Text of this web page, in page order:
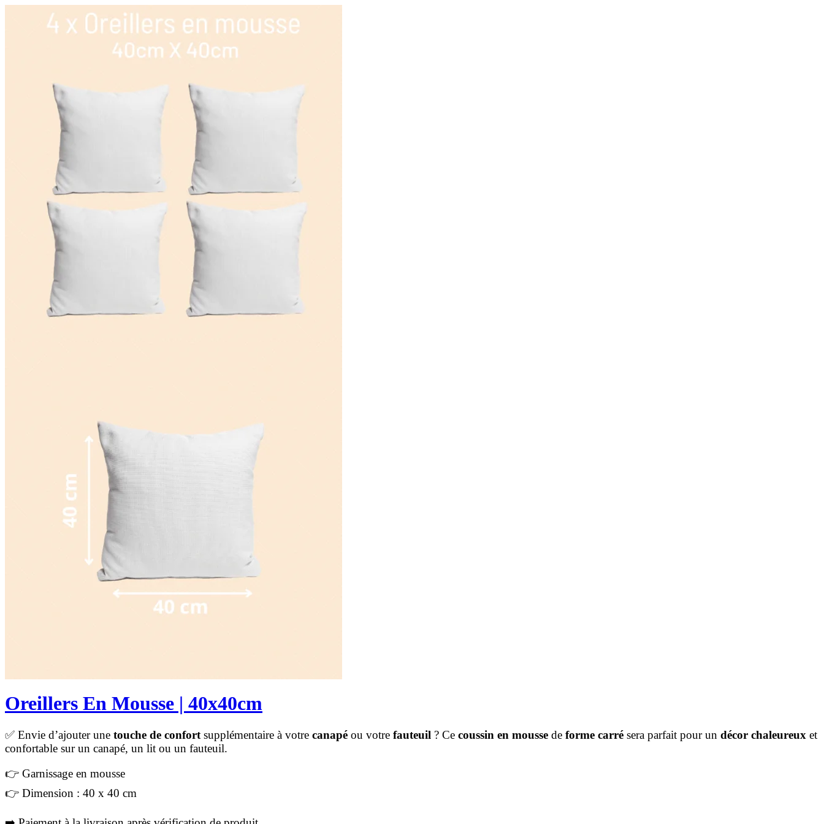
Oreillers En Mousse | 40x40cm
✅ Envie d’ajouter une touche de confort supplémentaire à votre canapé ou votre fauteuil ? Ce coussin en mousse de forme carré sera parfait pour un décor chaleureux et
confortable sur un canapé, un lit ou un fauteuil.
👉 Garnissage en mousse
👉 Dimension : 40 x 40 cm